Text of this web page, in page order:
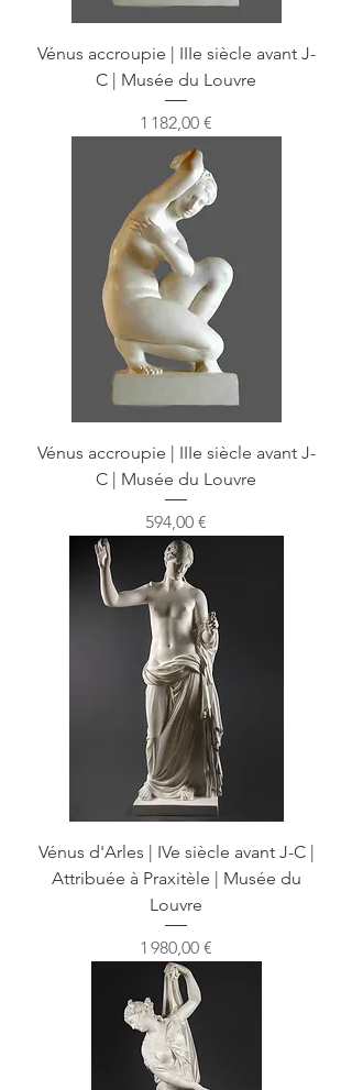
Vénus accroupie | IIIe siècle avant J-
C | Musée du Louvre
Prix
1 182,00 €
Vénus accroupie | IIIe siècle avant J-
C | Musée du Louvre
Prix
594,00 €
Vénus d'Arles | IVe siècle avant J-C |
Attribuée à Praxitèle | Musée du
Louvre
Prix
1 980,00 €